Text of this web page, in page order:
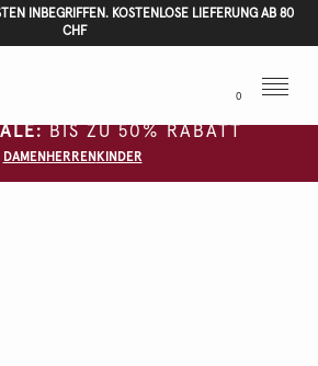
INBEGRIFFEN. KOSTENLOSE LIEFERUNG AB 80
CHF
0
Menu
BIS ZU 50% RABATT
DAMEN HERREN KINDER